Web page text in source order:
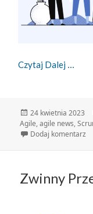
Czytaj Dalej
Data
publikacji
24 kwietnia 2023
Agile,agile news,
Dodaj komentarz
Zwinny